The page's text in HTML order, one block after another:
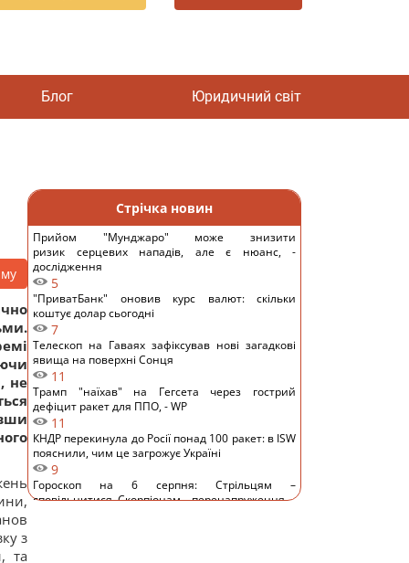
Блог Юридичний світ
не
з
та
Стрічка новин
Прийом "Мунджаро" може знизити
ризик серцевих нападів, але є нюанс, -
дослідження
5
"ПриватБанк" оновив курс валют: скільки
коштує долар сьогодні
7
Телескоп на Гаваях зафіксував нові загадкові
явища на поверхні Сонця
11
Трамп "наїхав" на Гегсета через гострий
дефіцит ракет для ППО, - WP
11
КНДР перекинула до Росії понад 100 ракет: в ISW
пояснили, чим це загрожує Україні
9
Гороскоп на 6 серпня: Стрільцям –
сповільнитися, Скорпіонам – перенапруження